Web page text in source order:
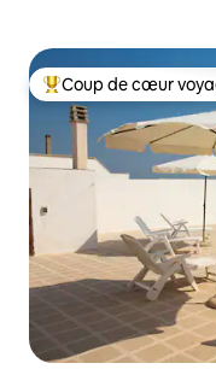
Coups de cœur
Coup de cœur